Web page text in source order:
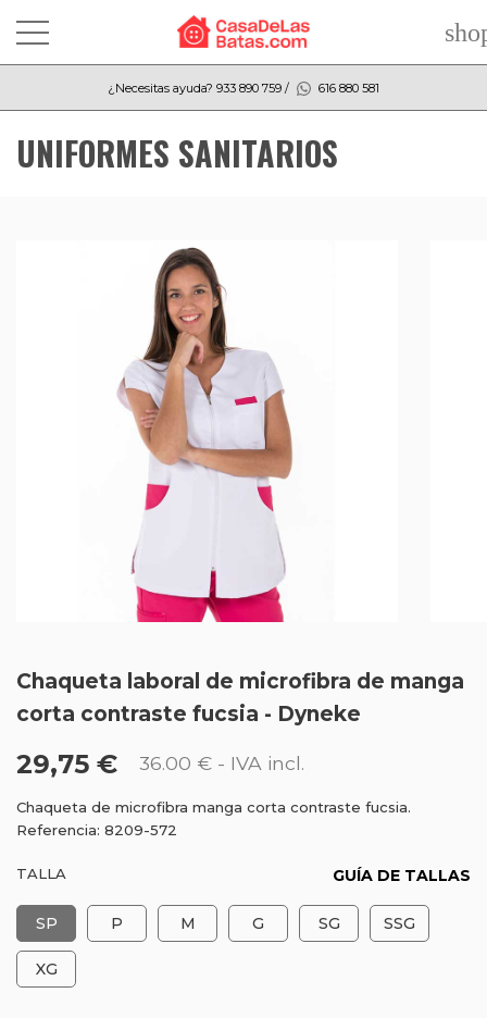
¿Necesitas ayuda? 933 890 759 / 616 880 581
UNIFORMES SANITARIOS
Chaqueta laboral de microfibra de manga
corta contraste fucsia - Dyneke
29,75 € 36.00 € - IVA incl.
Chaqueta de microfibra manga corta contraste fucsia.
Referencia: 8209-572
TALLA GUÍA DE TALLAS
SP P M G SG SSG
XG